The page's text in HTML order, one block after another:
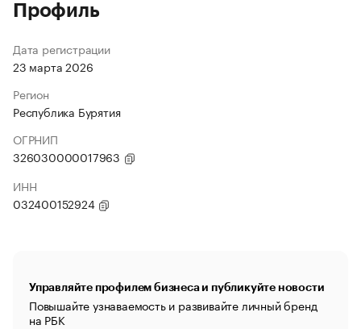
Профиль
Дата регистрации
23 марта 2026
Регион
Республика Бурятия
ОГРНИП
326030000017963
ИНН
032400152924
Управляйте профилем бизнеса и публикуйте новости
Повышайте узнаваемость и развивайте личный бренд
на РБК